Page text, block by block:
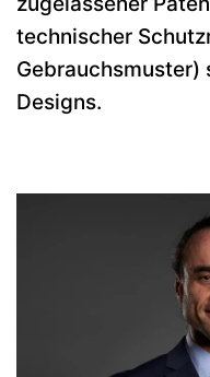
technischer
Gebrauchsmuster)
Designs.